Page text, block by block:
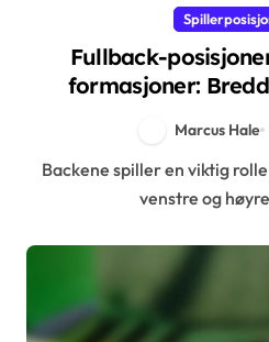
Fullback-
formasjoner:
Marcus Hale
Backene spiller en viktig rolle i fotball ved å okkupere
venstre og